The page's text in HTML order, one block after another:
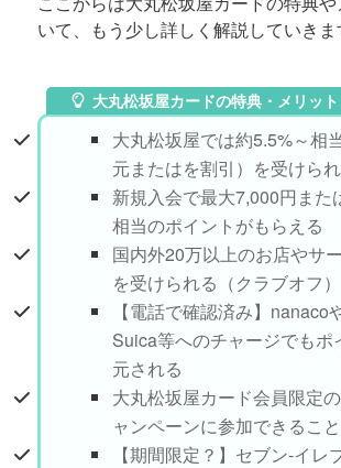
いて、もう少し詳しく解説していきま
大丸松坂屋カードの特典・メリット
大丸松坂屋では約5.5%～相
元またはを割引）を受けら
新規入会で最大7,000円また
相当のポイントがもらえる
国内外20万以上のお店やサ
を受けられる（クラブオフ）
【電話で確認済み】nanaco
Suica等へのチャージでもポ
元される
大丸松坂屋カード会員限定
ャンペーンに参加できるこ
【期間限定？】セブン-イレ